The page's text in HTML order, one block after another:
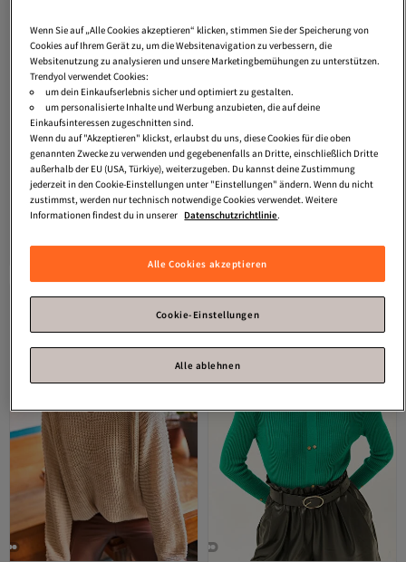
Olalook
Schwarzer Strickpullover
mit Kreuzkragen für Damen KZK-
Olalook
Damen Nerz Thessaloniki
Casual Strickpullover KZK-19000051
Wenn Sie auf „Alle Cookies akzeptieren“ klicken, stimmen Sie der Speicherung von
Cookies auf Ihrem Gerät zu, um die Websitenavigation zu verbessern, die
Websitenutzung zu analysieren und unsere Marketingbemühungen zu unterstützen.
Trendyol verwendet Cookies:
um dein Einkaufserlebnis sicher und optimiert zu gestalten.
um personalisierte Inhalte und Werbung anzubieten, die auf deine
Einkaufsinteressen zugeschnitten sind.
Wenn du auf "Akzeptieren" klickst, erlaubst du uns, diese Cookies für die oben
genannten Zwecke zu verwenden und gegebenenfalls an Dritte, einschließlich Dritte
außerhalb der EU (USA, Türkiye), weiterzugeben. Du kannst deine Zustimmung
jederzeit in den Cookie-Einstellungen unter "Einstellungen" ändern. Wenn du nicht
zustimmst, werden nur technisch notwendige Cookies verwendet. Weitere
Informationen findest du in unserer Datenschutzrichtlinie.
Alle Cookies akzeptieren
Cookie-Einstellungen
Alle ablehnen